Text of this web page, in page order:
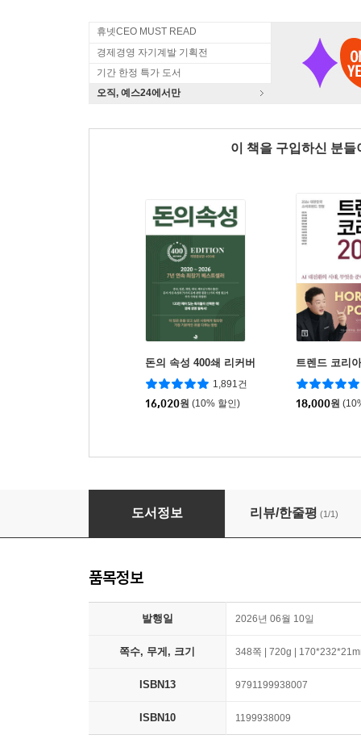
휴넷CEO MUST READ
경제경영 자기계발 기획전
기간 한정 특가 도서
오직, 예스24에서만
이 책을 구입하신 분
돈의 속성 400쇄 리커버
1,891건
16,020원 (10% 할인)
트렌드 코리
18,000원
중고차 수출 처음부터 끝까지
도서정보 리뷰/한줄평 (1/1)
품목정보
발행일 2026년 06월 10일
쪽수, 무게, 크기 348쪽 | 720g |
ISBN13 9791199938007
ISBN10 1199938009